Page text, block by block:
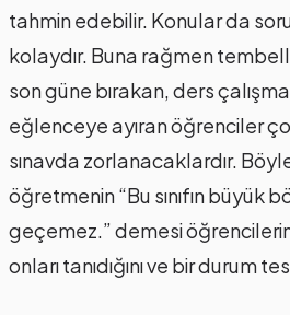
tahmin edebilir. Konular da
kolaydır. Buna rağmen
son güne bırakan, ders
eğlenceye ayıran öğrenciler
sınavda zorlanacaklardır.
öğretmenin “Bu sınıfın büyük
geçemez.” demesi
onları tanıdığını ve bir durum